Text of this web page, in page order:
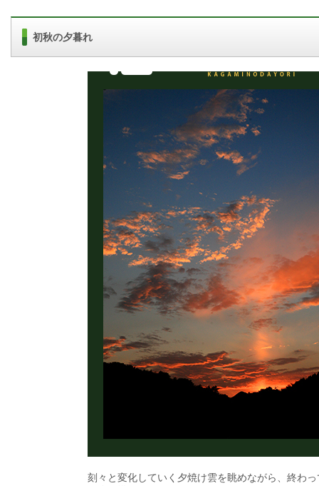
初秋の夕暮れ
刻々と変化していく夕焼け雲を眺めながら、終わ